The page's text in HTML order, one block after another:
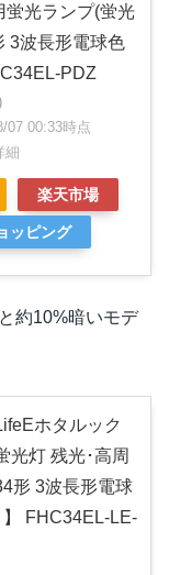
蛍光ランプ(蛍光
3波長形電球色
PDZ
07 00:33時点
細
楽天市場
ッピング
と約10%暗いモデ
ホタルック
光灯 残光･高周
形 3波長形電球
FHC34EL-LE-